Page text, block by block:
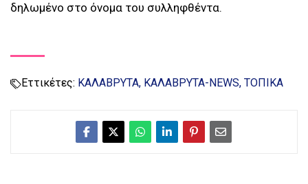
δηλωμένο στο όνομα του συλληφθέντα.
Εττικέτες: ΚΑΛΑΒΡΥΤΑ ΚΑΛΑΒΡΥΤΑ-NEWS ΤΟΠΙΚΑ